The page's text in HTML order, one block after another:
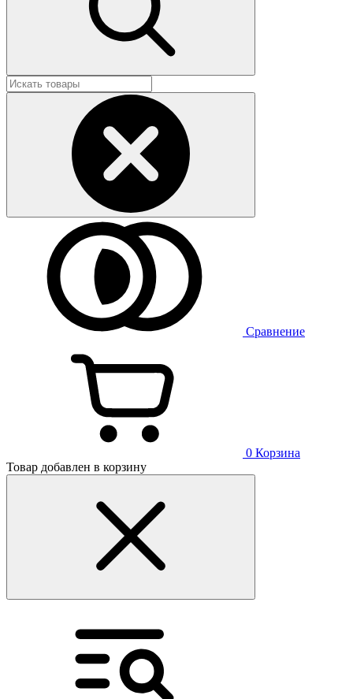
Сравнение
0 Корзина
Товар добавлен в корзину